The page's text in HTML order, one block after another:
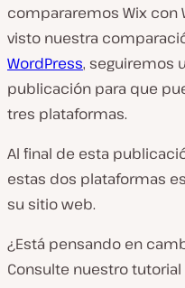
compararemos Wix con
visto nuestra
WordPress, seguiremos
publicación para que
tres plataformas.
Al final de esta
estas dos plataformas
su sitio web.
¿Está pensando en
Consulte nuestro